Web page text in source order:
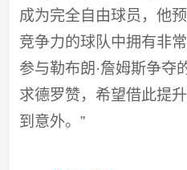
成为完全自由球员，他
竞争力的球队中拥有非
参与勒布朗·詹姆斯争夺
求德罗赞，希望借此提
到意外。”